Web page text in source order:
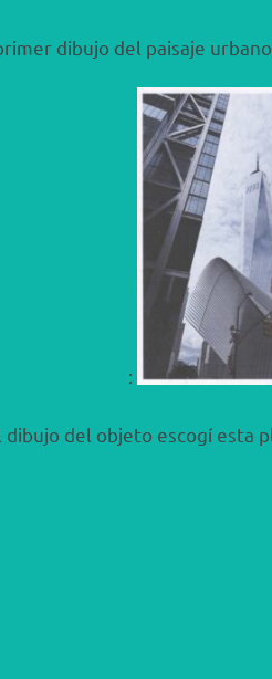
dibujo del paisaje
:
dibujo del objeto escogí esta